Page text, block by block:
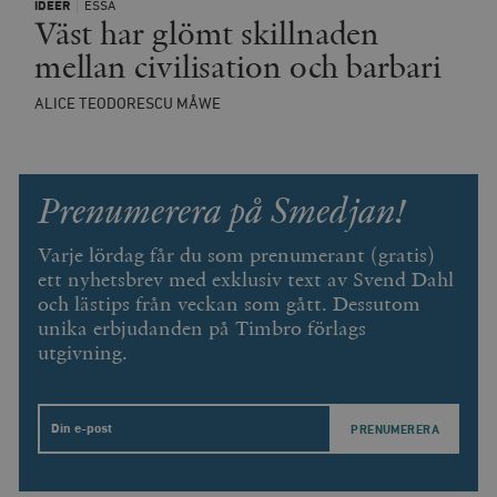
IDÉER ESSÄ
Väst har glömt skillnaden
mellan civilisation och barbari
ALICE TEODORESCU MÅWE
Prenumerera på Smedjan!
Varje lördag får du som prenumerant (gratis)
ett nyhetsbrev med exklusiv text av Svend Dahl
och lästips från veckan som gått. Dessutom
unika erbjudanden på Timbro förlags
utgivning.
Email
wp_woocommerce_session_[abcdef0123456789]
{32}
__cf_bm
Cloudflare
_hjAbsoluteSessionInProgress
Hotjar Ltd